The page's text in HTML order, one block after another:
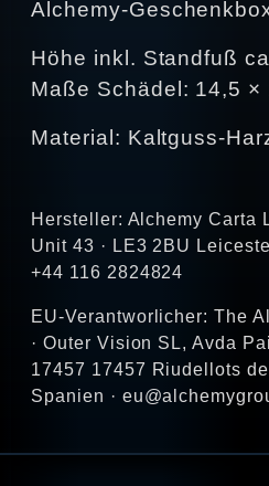
Alchemy-
Höhe inkl. Standfuß
Maße Schädel: 14,5 ×
Material: Kaltguss-
Hersteller: Alchemy Carta
Unit 43 · LE3 2BU
+44 116 2824824
EU-Verantworlicher: The
· Outer Vision SL, Avda
17457 17457 Riudellots
Spanien ·